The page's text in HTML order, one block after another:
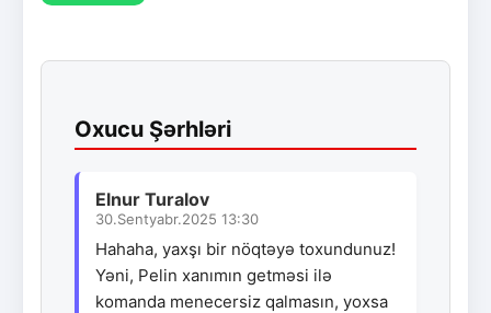
Oxucu Şərhləri
Elnur Turalov
30.Sentyabr.2025 13:30
Hahaha, yaxşı bir nöqtəyə toxundunuz!
Yəni, Pelin xanımın getməsi ilə
komanda menecersiz qalmasın, yoxsa